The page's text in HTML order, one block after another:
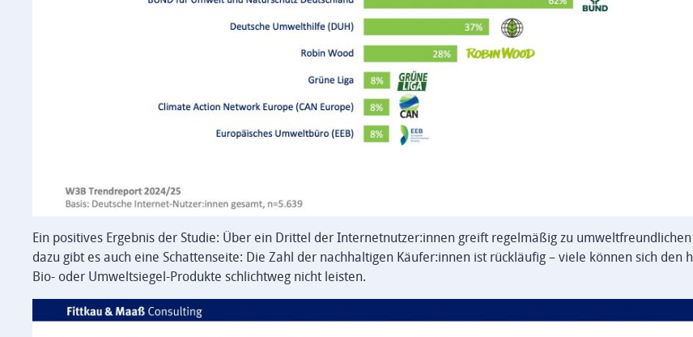
Ein positives Ergebnis der Studie: Über ein Drittel der Internetnutzer:innen greift regelmäßig zu
dazu gibt es auch eine Schattenseite: Die Zahl der nachhaltigen Käufer:innen ist rückläufig – viele können sich den
Bio- oder Umweltsiegel-Produkte schlichtweg nicht leisten.